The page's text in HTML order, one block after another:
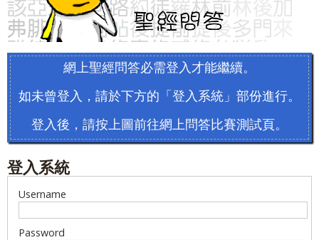
網上聖經問答必需登入才能繼續。
如未曾登入，請於下方的「登入系統」部份進行。
登入後，請按上圖前往網上問答比賽測試頁。
登入系統
Username
Password